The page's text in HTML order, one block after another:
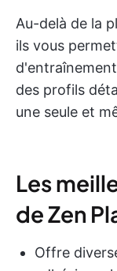
Au-delà de la
ils vous
des profils
une seule et
Les
de Zen
Offre